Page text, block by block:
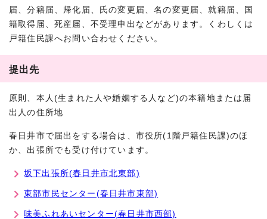
届、分籍届、帰化届、氏の変更届、名の変更届、就籍届、国
籍取得届、死産届、不受理申出などがあります。くわしくは
戸籍住民課へお問い合わせください。
提出先
原則、本人(生まれた人や婚姻する人など)の本籍地または届
出人の住所地
春日井市で届出をする場合は、市役所(1階戸籍住民課)のほ
か、出張所でも受け付けています。
坂下出張所(春日井市北東部)
東部市民センター(春日井市東部)
味美ふれあいセンター(春日井市西部)